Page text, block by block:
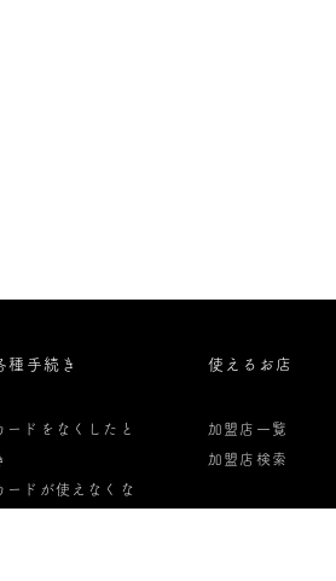
種手続き
ードをなくしたと
ードが使えなくな
使えるお店
加盟店一覧
加盟店検索